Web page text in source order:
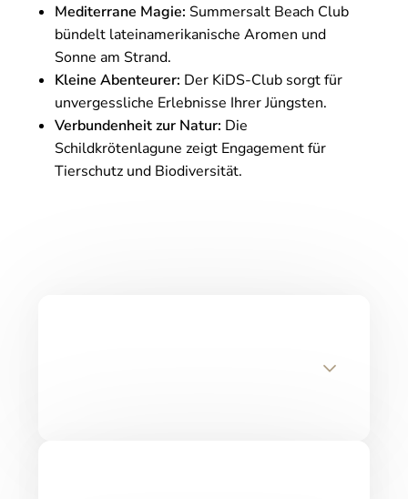
Mediterrane Magie: Summersalt Beach Club
bündelt lateinamerikanische Aromen und
Sonne am Strand.
Kleine Abenteurer: Der KiDS-Club sorgt für
unvergessliche Erlebnisse Ihrer Jüngsten.
Verbundenheit zur Natur: Die
Schildkrötenlagune zeigt Engagement für
Tierschutz und Biodiversität.